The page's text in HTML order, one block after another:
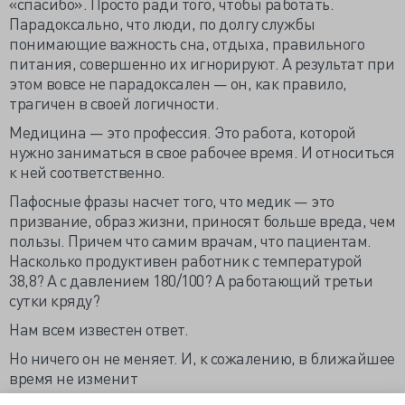
Парадоксально, что люди, по долгу службы
понимающие важность сна, отдыха, правильного
питания, совершенно их игнорируют. А результат при
этом вовсе не парадоксален — он, как правило,
трагичен в своей логичности.
Медицина — это профессия. Это работа, которой
нужно заниматься в свое рабочее время. И относиться
к ней соответственно.
Пафосные фразы насчет того, что медик — это
призвание, образ жизни, приносят больше вреда, чем
пользы. Причем что самим врачам, что пациентам.
Насколько продуктивен работник с температурой
38,8? А с давлением 180/100? А работающий третьи
сутки кряду?
Нам всем известен ответ.
Но ничего он не меняет. И, к сожалению, в ближайшее
время не изменит